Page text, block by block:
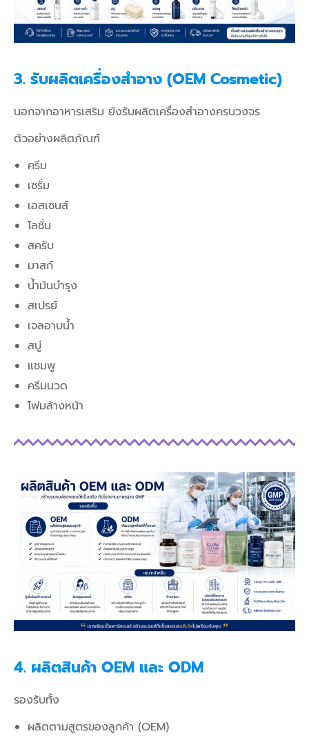
3. รับผลิตเครื่องสำอาง (OEM Cosmetic)
นอกจากอาหารเสริม ยังรับผลิตเครื่องสำอางครบวงจร
ตัวอย่างผลิตภัณฑ์
ครีม
เซรั่ม
เอสเซนส์
โลชั่น
สครับ
มาสก์
น้ำมันบำรุง
สเปรย์
เจลอาบน้ำ
สบู่
แชมพู
ครีมนวด
โฟมล้างหน้า
4. ผลิตสินค้า OEM และ ODM
รองรับทั้ง
ผลิตตามสูตรของลูกค้า (OEM)